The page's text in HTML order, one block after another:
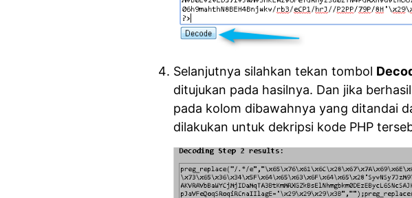
Selanjutnya silahkan tekan tombol
ditujukan pada hasilnya. Dan jika
pada kolom dibawahnya yang ditandai
dilakukan untuk dekripsi kode PHP